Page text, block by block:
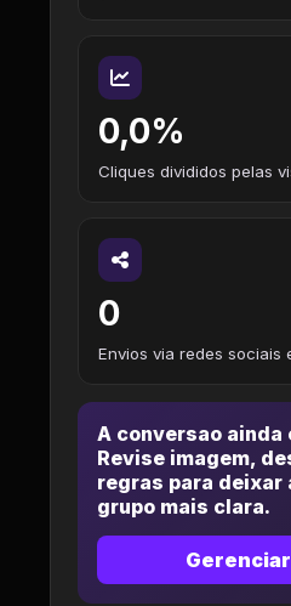
0,0%
Cliques divididos pelas
0
Envios via redes sociais
A conversao ainda
Revise imagem,
regras para deixar
grupo mais clara.